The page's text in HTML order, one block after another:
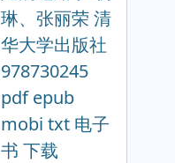
琳、张丽荣 清
华大学出版社
978730245
pdf epub
mobi txt 电子
书 下载